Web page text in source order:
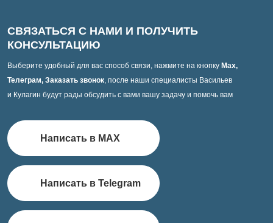
СВЯЗАТЬСЯ С НАМИ И ПОЛУЧИТЬ
КОНСУЛЬТАЦИЮ
Выберите удобный для вас способ связи, нажмите на кнопку Max,
Телеграм, Заказать звонок, после наши специалисты Васильев
и Кулагин будут рады обсудить с вами вашу задачу и помочь вам
Написать в MAX
Написать в Telegram